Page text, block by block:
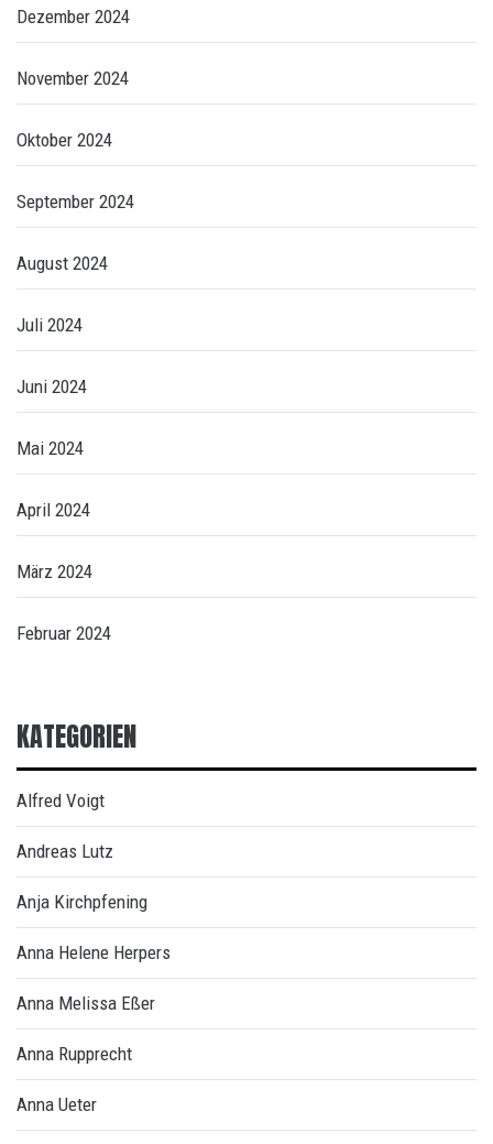
Dezember 2024
November 2024
Oktober 2024
September 2024
August 2024
Juli 2024
Juni 2024
Mai 2024
April 2024
März 2024
Februar 2024
KATEGORIEN
Alfred Voigt
Andreas Lutz
Anja Kirchpfening
Anna Helene Herpers
Anna Melissa Eßer
Anna Rupprecht
Anna Ueter